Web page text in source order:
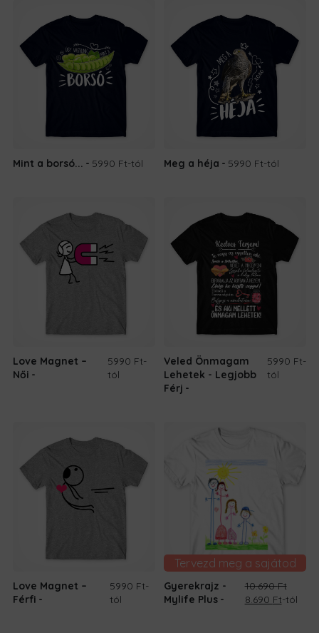
Mint a borsó... 5990 Ft-tól Meg a héja 5990 Ft-tól
Love Magnet –
Női
5990 Ft-
tól
Veled Önmagam
Lehetek - Legjobb
Férj
5990 Ft-
tól
Love Magnet –
Férfi
5990 Ft-
tól
Tervezd meg a sajátod
Gyerekrajz -
Mylife Plus
10.690Ft
Original
8.690 FtCurrent
-tól